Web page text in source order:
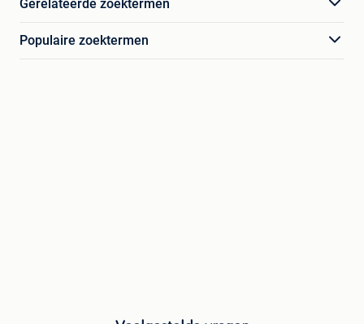
Gerelateerde zoektermen
Populaire zoektermen